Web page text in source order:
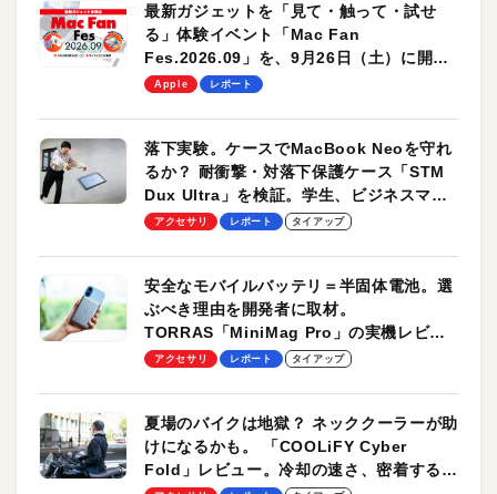
最新ガジェットを「見て・触って・試せ
る」体験イベント「Mac Fan
Fes.2026.09」を、9月26日（土）に開催
します！
Apple レポート
落下実験。ケースでMacBook Neoを守れ
るか？ 耐衝撃・対落下保護ケース「STM
Dux Ultra」を検証。学生、ビジネスマン
のモバイルユースに最適！
アクセサリ レポート タイアップ
安全なモバイルバッテリ＝半固体電池。選
ぶべき理由を開発者に取材。
TORRAS「MiniMag Pro」の実機レビュ
ーも
アクセサリ レポート タイアップ
夏場のバイクは地獄？ ネッククーラーが助
けになるかも。 「COOLiFY Cyber
Fold」レビュー。冷却の速さ、密着する冷